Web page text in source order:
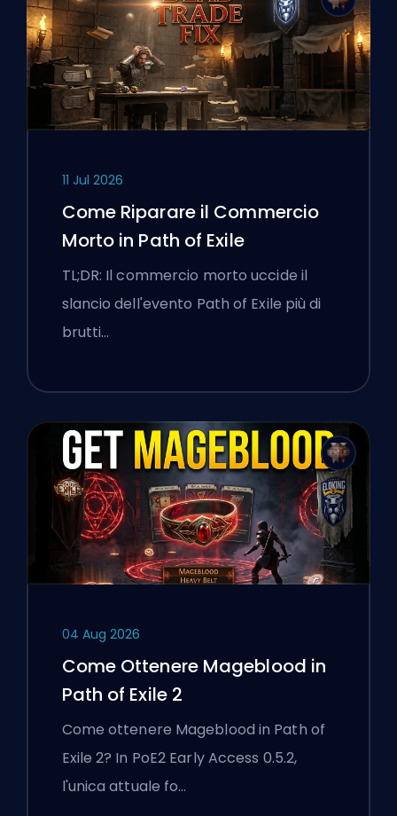
11 Jul 2026
Come Riparare il Commercio
Morto in Path of Exile
TL;DR: Il commercio morto uccide il
slancio dell'evento Path of Exile più di
brutti…
04 Aug 2026
Come Ottenere Mageblood in
Path of Exile 2
Come ottenere Mageblood in Path of
Exile 2? In PoE2 Early Access 0.5.2,
l'unica attuale fo…